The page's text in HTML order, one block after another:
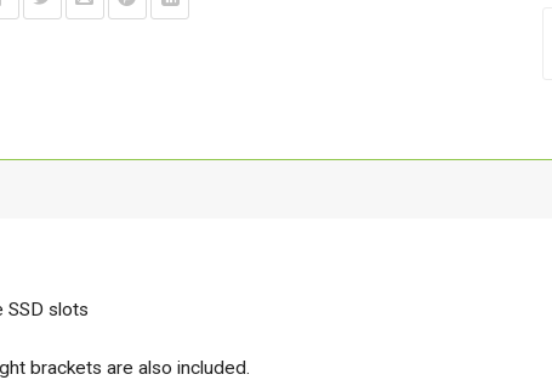
SSD slots
brackets are also included.